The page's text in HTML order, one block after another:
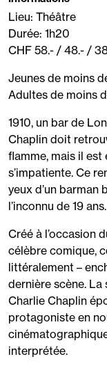
Lieu: Théâtre
Durée: 1h20
CHF 58.- / 48.- /
Jeunes de moins
Adultes de moins
1910, un bar de
Chaplin doit
flamme, mais il
s’impatiente. Ce
yeux d’un barman
l’inconnu de 19 ans.
Créé à l’occasion
célèbre comique,
littéralement –
dernière scène. La
Charlie Chaplin
protagoniste en
interprétée.